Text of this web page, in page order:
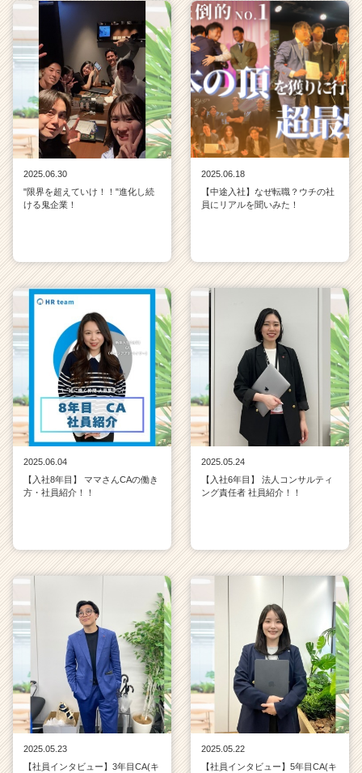
r
C
a
r
e
e
r）
2025.06.30
"限界を超えていけ！！"進化し続
ける鬼企業！
2025.06.18
【中途入社】なぜ転職？ウチの社
員にリアルを聞いみた！
2025.06.04
【入社8年目】 ママさんCAの働き
方・社員紹介！！
2025.05.24
【入社6年目】 法人コンサルティ
ング責任者 社員紹介！！
2025.05.23
【社員インタビュー】3年目CA(キ
2025.05.22
【社員インタビュー】5年目CA(キ